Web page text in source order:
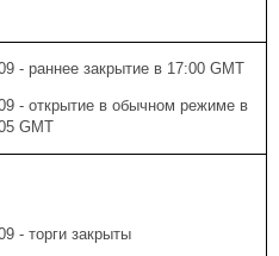
- раннее закрытие в 17:00 GMT
- открытие в обычном режиме в
GMT
- торги закрыты